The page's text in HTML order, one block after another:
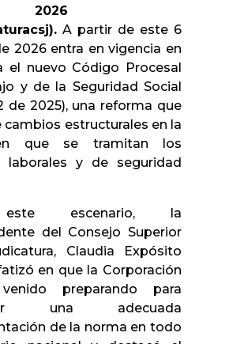
2026
A partir de este 6
2026 entra en vigencia en
el nuevo Código Procesal
y de la Seguridad Social
de 2025), una reforma que
cambios estructurales en la
que se tramitan los
laborales y de seguridad
escenario, la
del Consejo Superior
Claudia Expósito
en que la Corporación
preparando para
una adecuada
de la norma en todo